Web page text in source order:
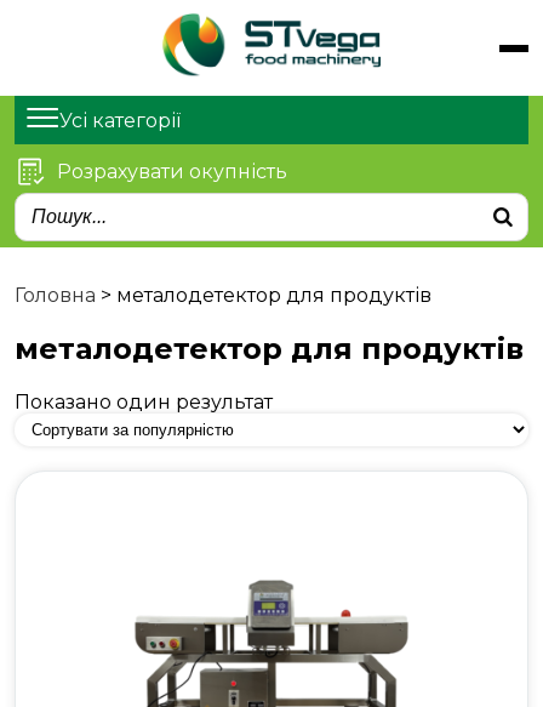
Обладнання
Продукти
Статті
Про нас
Контакти
м. Київ, просп. Степана
073 808 00 24
Усі категорії
Розрахувати окупність
Головна > металодетектор для продуктів
металодетектор для продуктів
Показано один результат